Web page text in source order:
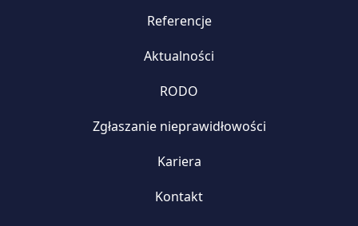
Referencje
Aktualności
RODO
Zgłaszanie nieprawidłowości
Kariera
Kontakt